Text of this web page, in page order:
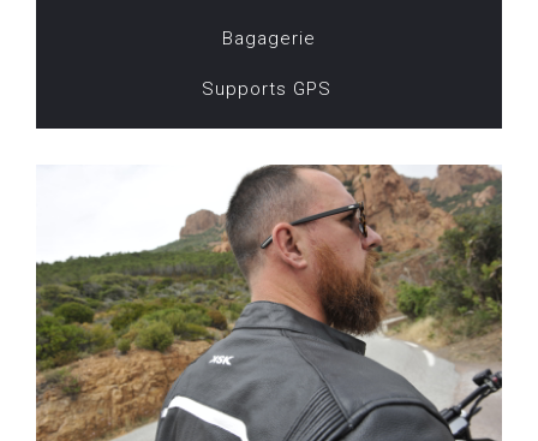
Bagagerie
Supports GPS